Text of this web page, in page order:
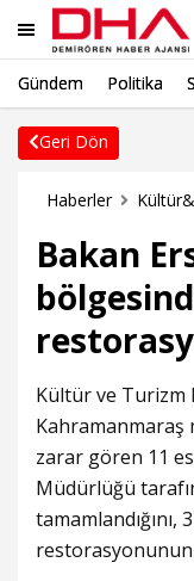
Geri Dön
Gündem Politika
Haberler
Bakan
Kültür ve Turizm
Kahramanmaraş
zarar gören 11
Müdürlüğü
tamamlandığını,